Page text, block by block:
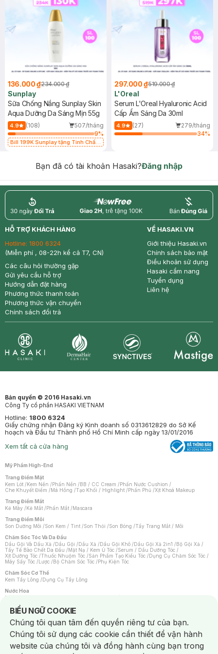
136.000 ₫234.000 ₫
Sunplay
Sữa Chống Nắng Sunplay Skin
Aqua Dưỡng Da Sáng Mịn 55g
4.9 (108)
507/tháng
9%
Bill 199K Sunplay tặng Tinh Chất
297.000 ₫519.000 ₫
L'Oreal
Serum L'Oreal Hyaluronic Acid
Cấp Ẩm Sáng Da 30ml
4.9 (27)
279/tháng
34%
Bạn đã có tài khoản Hasaki?Đăng nhập
return nowfree price
HỖ TRỢ KHÁCH HÀNG
Hotline: 1800 6324
(Miễn phí , 08-22h kể cả T7, CN)
Các câu hỏi thường gặp
Gửi yêu cầu hỗ trợ
Hướng dẫn đặt hàng
Phương thức thanh toán
Phương thức vận chuyển
Chính sách đổi trả
VỀ HASAKI.VN
Giới thiệu Hasaki.vn
Chính sách bảo mật
Điều khoản sử dụng
Hasaki cẩm nang
Tuyển dụng
Liên hệ
Bản quyền © 2016 Hasaki.vn
Công Ty cổ phần HASAKI VIETNAM
Hotline: 1800 6324
Giấy chứng nhận Đăng ký Kinh doanh số 0313612829 do Sở Kế
hoạch và Đầu tư Thành phố Hồ Chí Minh cấp ngày 13/01/2016
Xem tất cả cửa hàng
Mỹ Phẩm High-End
Trang Điểm Mặt
Kem Lót /Kem Nền /Phấn Nền /BB / CC Cream /Phấn Nước Cushion /
Che Khuyết Điểm /Má Hồng /Tạo Khối / Highlight /Phấn Phủ /Xịt Khoá Makeup
Trang Điểm Mắt
Kẻ Mày /Kẻ Mắt /Phấn Mắt /Mascara
Trang Điểm Môi
Son Dưỡng Môi /Son Kem / Tint /Son Thỏi /Son Bóng /Tẩy Trang Mắt / Môi
Chăm Sóc Tóc Và Da Đầu
Dầu Gội Và Dầu Xả /Dầu Gội /Dầu Xả /Dầu Gội Khô /Dầu Gội Xả 2in1 /Bộ Gội Xả /
Tẩy Tế Bào Chết Da Đầu /Mặt Nạ / Kem Ủ Tóc /Serum / Dầu Dưỡng Tóc /
Xịt Dưỡng Tóc /Thuốc Nhuộm Tóc /Sản Phẩm Tạo Kiểu Tóc /Dụng Cụ Chăm Sóc Tóc /
Máy Sấy Tóc /Lược /Bộ Chăm Sóc Tóc /Phụ Kiện Tóc
Chăm Sóc Cơ Thể
Kem Tẩy Lông /Dụng Cụ Tẩy Lông
Nước Hoa
Nước Hoa Nữ
Chăm Sóc Cá Nhân
Chống Muỗi /Khẩu Trang /Máy Massage/Mặt Nạ Xông Hơi /Nước Rửa Tay/
Sản Phẩm Chăm Sóc Khác /Bàn Chải Đánh Răng /Bàn Chải Điện/
Hỗ Trợ Trắng Răng/Kem Đánh Răng /Máy Tăm Nước/ Nước Súc Miệng/
Tăm / Chỉ Nha Khoa/ Xịt Thơm Miệng / Dung Dịch Vệ Sinh/Dưỡng Vùng Kín/
Khăn Ướt Vệ Sinh Vùng Kín/Băng Vệ Sinh/Tampon/Bọt Cạo Râu /Dao Cạo Râu/
Máy Cạo Râu
BIỂU NGỮ COOKIE
Notice about cookies usage
Chúng tôi quan tâm đến quyền riêng tư của bạn.
Chúng tôi sử dụng các cookie cần thiết để vận hành
website của chúng tôi và đồng hành cùng bạn trong